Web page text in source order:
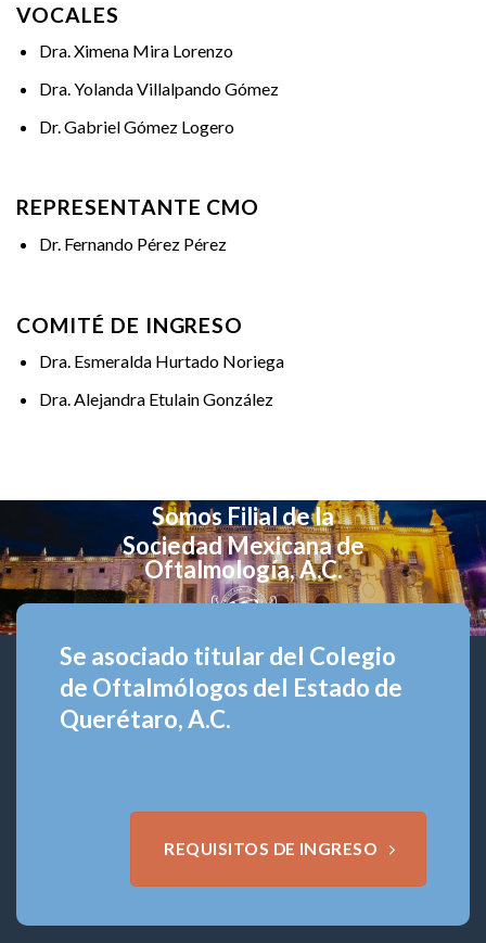
VOCALES
Dra. Ximena Mira Lorenzo
Dra. Yolanda Villalpando Gómez
Dr. Gabriel Gómez Logero
REPRESENTANTE CMO
Dr. Fernando Pérez Pérez
COMITÉ DE INGRESO
Dra. Esmeralda Hurtado Noriega
Dra. Alejandra Etulain González
Somos Filial de la
Sociedad Mexicana de
Oftalmología, A.C.
Se asociado titular del Colegio
de Oftalmólogos del Estado de
Querétaro, A.C.
REQUISITOS DE INGRESO